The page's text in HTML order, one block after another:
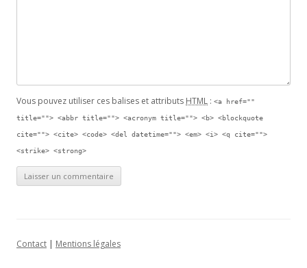
Vous pouvez utiliser ces balises et attributs HTML : <a href=""
title=""> <abbr title=""> <acronym title=""> <b> <blockquote
cite=""> <cite> <code> <del datetime=""> <em> <i> <q cite="">
<strike> <strong>
Contact | Mentions légales